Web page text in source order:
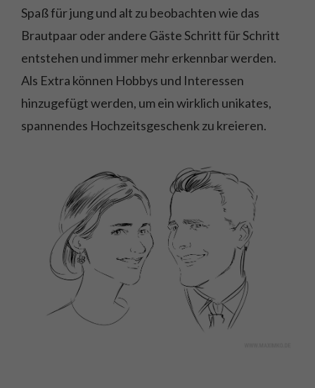
Spaß für jung und alt zu beobachten wie das
Brautpaar oder andere Gäste Schritt für Schritt
entstehen und immer mehr erkennbar werden.
Als Extra können Hobbys und Interessen
hinzugefügt werden, um ein wirklich unikates,
spannendes Hochzeitsgeschenk zu kreieren.